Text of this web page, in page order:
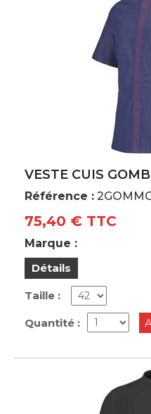
VESTE CUIS
Référence :
75,40 € TTC
Marque :
Détails
Taille :
Quantité :